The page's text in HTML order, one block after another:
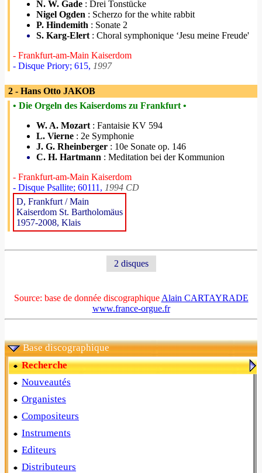
N. W. Gade : Drei Tonstücke
Nigel Ogden : Scherzo for the white rabbit
P. Hindemith : Sonate 2
S. Karg-Elert : Choral symphonique ‘Jesu meine Freude'
- Frankfurt-am-Main Kaiserdom
- Disque Priory; 615, 1997
2 - Hans Otto JAKOB
• Die Orgeln des Kaiserdoms zu Frankfurt •
W. A. Mozart : Fantaisie KV 594
L. Vierne : 2e Symphonie
J. G. Rheinberger : 10e Sonate op. 146
C. H. Hartmann : Meditation bei der Kommunion
- Frankfurt-am-Main Kaiserdom
- Disque Psallite; 60111, 1994 CD
D, Frankfurt / Main
Kaiserdom St. Bartholomäus
1957-2008, Klais
2 disques
Source: base de donnée discographique Alain CARTAYRADE
www.france-orgue.fr
Base discographique
Recherche
Nouveautés
Organistes
Compositeurs
Instruments
Editeurs
Distributeurs